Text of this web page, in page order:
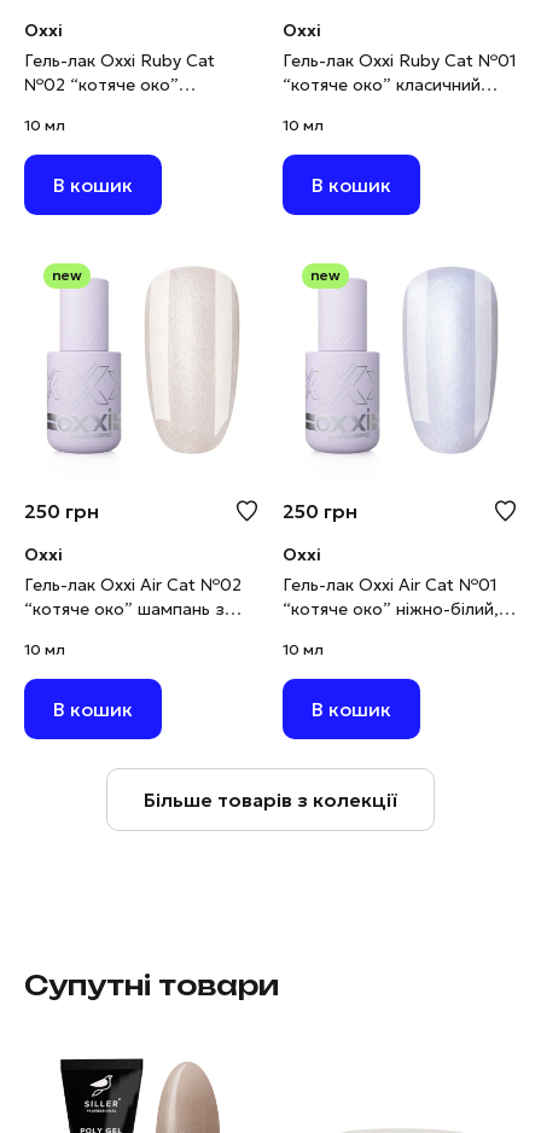
Oxxi
Гель-лак Oxxi Ruby Cat
№02 “котяче око”
10 мл
В кошик
Oxxi
Гель-лак Oxxi Ruby Cat №01
“котяче око” класичний
10 мл
В кошик
new
250 грн
Oxxi
Гель-лак Oxxi Air Cat №02
“котяче око” шампань з
мл
10 мл
В кошик
new
250 грн
Oxxi
Гель-лак Oxxi Air Cat №01
“котяче око” ніжно-білий,
10 мл
В кошик
Більше товарів з колекції
Супутні товари